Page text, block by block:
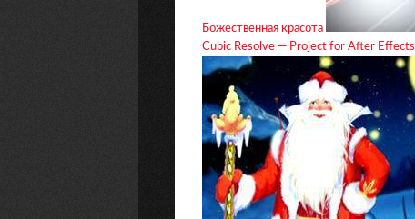
Божественная красота
Cubic Resolve — Project for After Effects